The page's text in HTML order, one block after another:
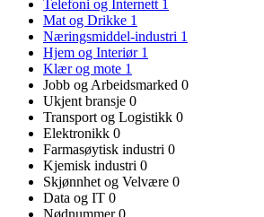
Telefoni og Internett 1
Mat og Drikke 1
Næringsmiddel-industri 1
Hjem og Interiør 1
Klær og mote 1
Jobb og Arbeidsmarked 0
Ukjent bransje 0
Transport og Logistikk 0
Elektronikk 0
Farmasøytisk industri 0
Kjemisk industri 0
Skjønnhet og Velvære 0
Data og IT 0
Nødnummer0